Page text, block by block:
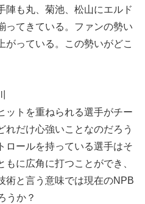
陣も丸、菊池、松山にエルド
ってきている。ファンの勢い
がっている。この勢いがどこ
ットを重ねられる選手がチー
れだけ心強いことなのだろう
ロールを持っている選手はそ
に広角に打つことができ、
術と言う意味では現在のNPB
うか？